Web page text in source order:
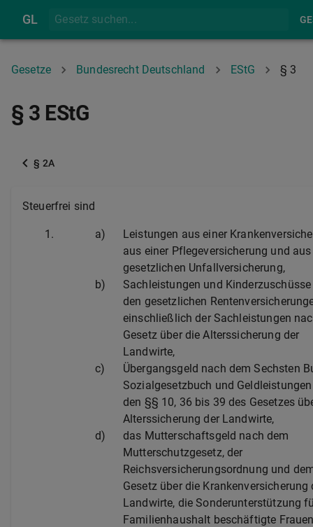
GL
Gesetze Bundesrecht Deutschland EStG § 3
§ 3 EStG
§ 2A
Steuerfrei sind
1. a)
Leistungen aus einer
aus einer Pflegeversicherung und
gesetzlichen Unfallversicherung,
b)
Sachleistungen und
den gesetzlichen
einschließlich der Sachleistungen
Gesetz über die Alterssicherung der
Landwirte,
c)
Übergangsgeld nach dem Sechsten
Sozialgesetzbuch und
den §§ 10, 36 bis 39 des Gesetzes
Alterssicherung der Landwirte,
d)
das Mutterschaftsgeld nach dem
Mutterschutzgesetz, der
Reichsversicherungsordnung und
Gesetz über die Krankenversicherung
Landwirte, die Sonderunterstützung
Familienhaushalt beschäftigte